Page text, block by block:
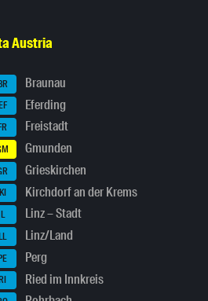
Austria
Braunau
Eferding
Freistadt
Gmunden
Grieskirchen
KI Kirchdorf an der Krems
L Linz – Stadt
Linz/Land
Perg
Ried im Innkreis